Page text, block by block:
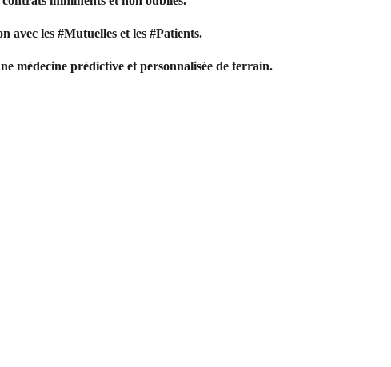
avec les #Mutuelles et les #Patients.
médecine prédictive et personnalisée de terrain.